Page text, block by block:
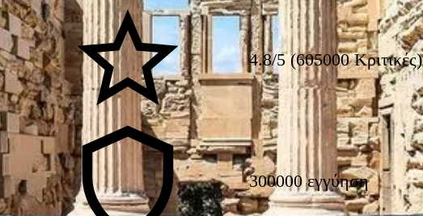
4.8/5 (605000 Κριτικές)
300000 εγγύηση